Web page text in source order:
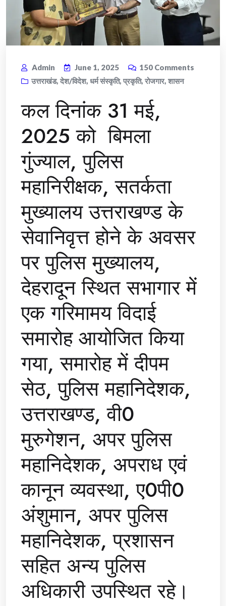
Admin June 1, 2025 150 Comments
उत्तराखंड, देश/विदेश, धर्म संस्कृति, प्रकृति, रोजगार, शासन
कल दिनांक 31 मई,
2025 को बिमला
गुंज्याल, पुलिस
महानिरीक्षक, सतर्कता
मुख्यालय उत्तराखण्ड के
सेवानिवृत्त होने के अवसर
पर पुलिस मुख्यालय,
देहरादून स्थित सभागार में
एक गरिमामय विदाई
समारोह आयोजित किया
गया, समारोह में दीपम
सेठ, पुलिस महानिदेशक,
उत्तराखण्ड, वी0
मुरुगेशन, अपर पुलिस
महानिदेशक, अपराध एवं
कानून व्यवस्था, ए0पी0
अंशुमान, अपर पुलिस
महानिदेशक, प्रशासन
सहित अन्य पुलिस
अधिकारी उपस्थित रहे।